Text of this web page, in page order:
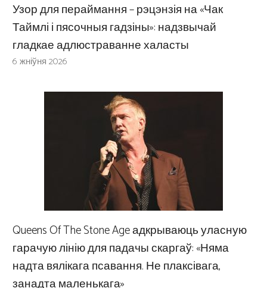
Узор для пераймання – рэцэнзія на «Чак
Таймлі і пясочныя гадзіны»: надзвычай
гладкае адлюстраванне халасты
6 жніўня 2026
Queens Of The Stone Age адкрываюць уласную
гарачую лінію для падачы скаргаў: «Няма
надта вялікага псавання. Не плаксівага,